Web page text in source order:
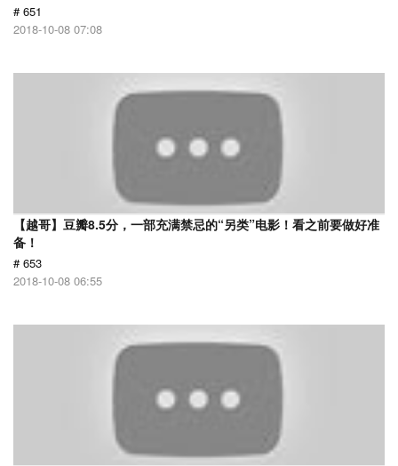
# 651
2018-10-08 07:08
【越哥】豆瓣8.5分，一部充满禁忌的“另类”电影！看之前要做好准
备！
# 653
2018-10-08 06:55